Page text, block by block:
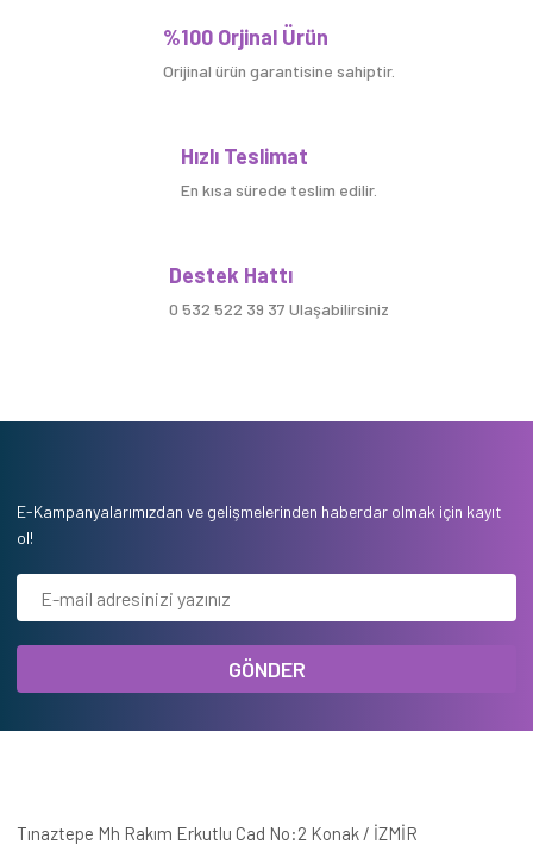
%100 Orjinal Ürün
Orijinal ürün garantisine sahiptir.
Hızlı Teslimat
En kısa sürede teslim edilir.
Destek Hattı
0 532 522 39 37 Ulaşabilirsiniz
E-Kampanyalarımızdan ve gelişmelerinden haberdar olmak için kayıt
ol!
GÖNDER
Tınaztepe Mh Rakım Erkutlu Cad No:2 Konak / İZMİR